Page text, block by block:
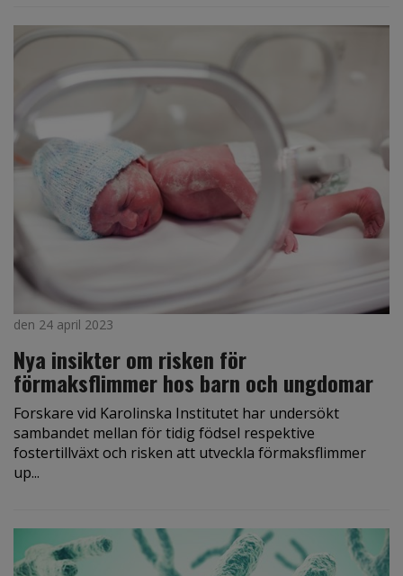
den 24 april 2023
Nya insikter om risken för
förmaksflimmer hos barn och ungdomar
Forskare vid Karolinska Institutet har undersökt
sambandet mellan för tidig födsel respektive
fostertillväxt och risken att utveckla förmaksflimmer
up...